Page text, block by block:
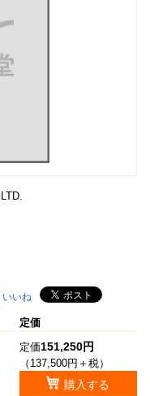
いいね
定価
定価151,250円
（137,500円＋税）
購入する